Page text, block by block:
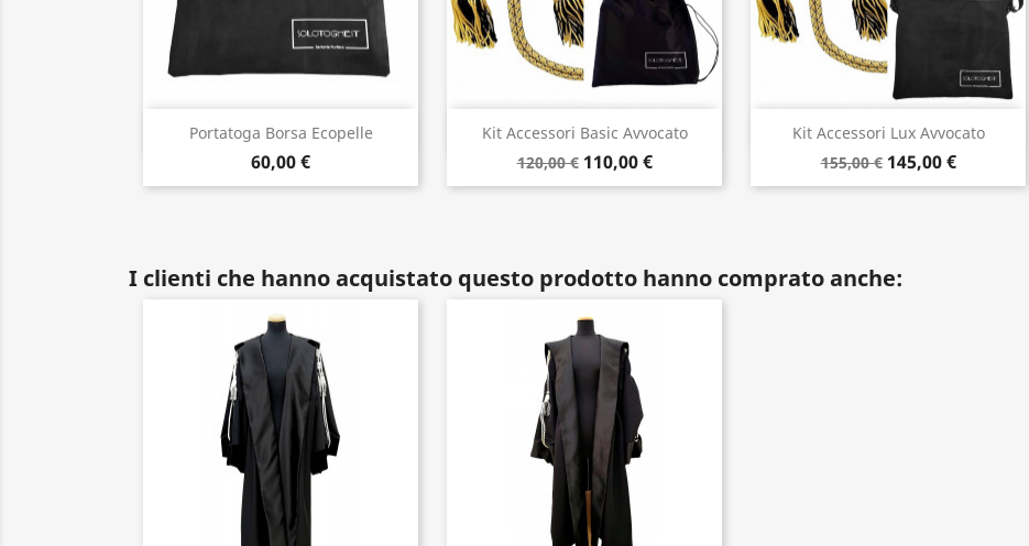
Portatoga Borsa Ecopelle
60,00 €
Anteprima
Kit Accessori Basic Avvocato
120,00 € 110,00 €
Anteprima
Kit Accessori Lux Avvocato
155,00 € 145,00 €
Anteprima
I clienti che hanno acquistato questo prodotto hanno comprato anche: